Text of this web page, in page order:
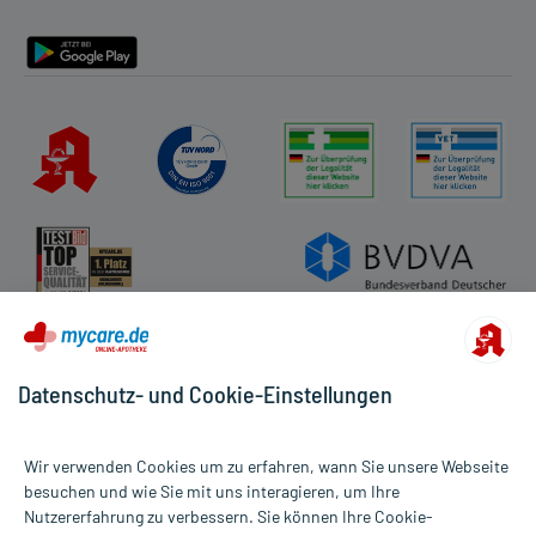
Alle Preise gelten inkl. MwSt., ggf. zzgl. Versandkosten
Datenschutz- und Cookie-Einstellungen
Wir verwenden Cookies um zu erfahren, wann Sie unsere Webseite
besuchen und wie Sie mit uns interagieren, um Ihre
Nutzererfahrung zu verbessern. Sie können Ihre Cookie-